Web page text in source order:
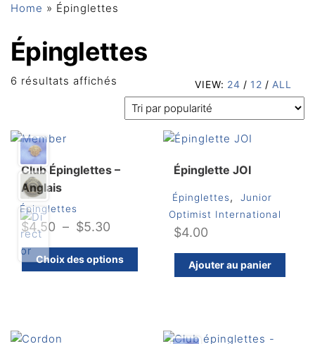
Home » Épinglettes
Épinglettes
VIEW: 24 / 12 / ALL
6 résultats affichés
par
popularité
Club Épinglettes –
Anglais
Épinglettes
$4.50 – $5.30
de
prix :
Choix des options
Les
Épinglette JOI
Épinglettes,
Junior
Optimist International
$4.00
Ajouter au panier